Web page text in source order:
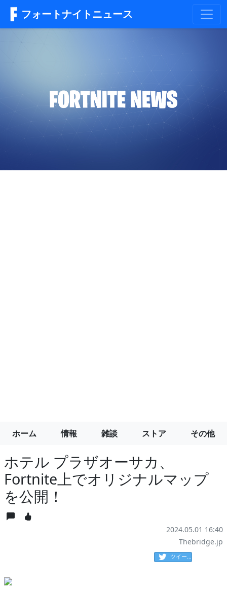
フォートナイトニュース
ホーム 情報 雑談 ストア その他
ホテル プラザオーサカ、
Fortnite上でオリジナルマップ
を公開！
2024.05.01 16:40
Thebridge.jp
ツイート